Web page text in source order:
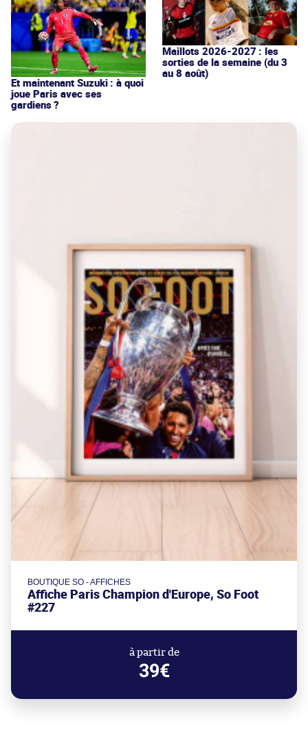
Et maintenant Suzuki : à quoi
joue Paris avec ses
gardiens ?
Maillots 2026-2027 : les
sorties de la semaine (du 3
au 8 août)
BOUTIQUE SO - AFFICHES
Affiche Paris Champion d'Europe, So Foot
#227
à partir de
39€